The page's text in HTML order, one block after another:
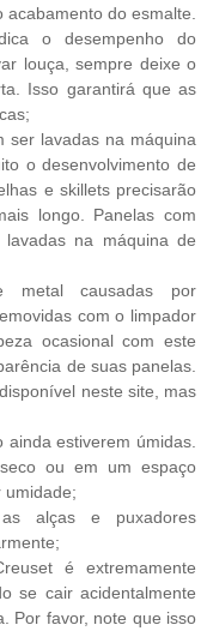
do esmalte.
o desempenho do
louça, sempre deixe o
Isso garantirá que as
ser lavadas na máquina
o desenvolvimento de
e skillets precisarão
longo. Panelas com
na máquina de
metal causadas por
com o limpador
ocasional com este
de suas panelas.
neste site, mas
estiverem úmidas.
ou em um espaço
umidade;
alças e puxadores
é extremamente
se cair acidentalmente
Por favor, note que isso